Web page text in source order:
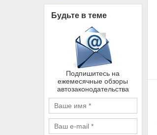
Будьте в теме
Подпишитесь на
ежемесячные обзоры
автозаконодательства